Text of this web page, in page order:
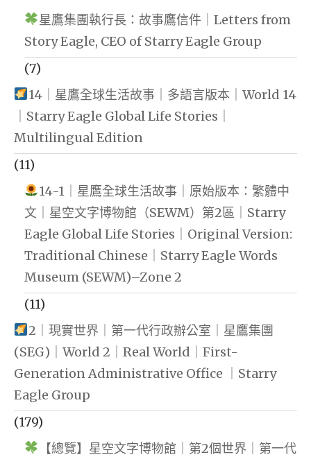
星鷹集團執行長：故事鷹信件｜Letters from
Story Eagle, CEO of Starry Eagle Group
(7)
14｜星鷹全球生活故事｜多語言版本｜World 14
｜Starry Eagle Global Life Stories｜
Multilingual Edition
(11)
14-1｜星鷹全球生活故事｜原始版本：繁體中
文｜星空文字博物館（SEWM）第2區｜Starry
Eagle Global Life Stories｜Original Version:
Traditional Chinese｜Starry Eagle Words
Museum (SEWM)–Zone 2
(11)
2｜現實世界｜第一代行政辦公室｜星鷹集團
(SEG)｜World 2｜Real World｜First-
Generation Administrative Office ｜Starry
Eagle Group
(179)
【總覽】星空文字博物館｜第2個世界｜第一代